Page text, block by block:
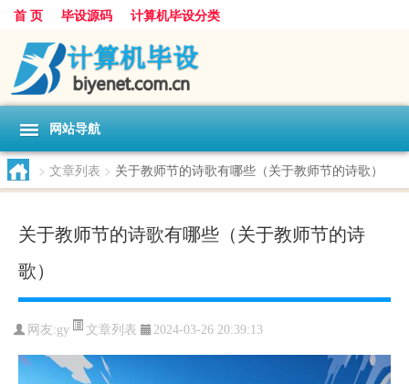
首 页 毕设源码 计算机毕设分类
网站导航
> 文章列表 > 关于教师节的诗歌有哪些（关于教师节的诗歌）
关于教师节的诗歌有哪些（关于教师节的诗
歌）
网友:gy 文章列表 2024-03-26 20:39:13